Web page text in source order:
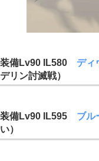
装備Lv90 IL580 ディ
デリン討滅戦）
装備Lv90 IL595 ブル
い）